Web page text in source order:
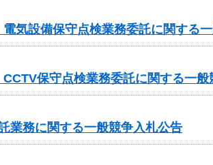
気設備保守点検業務委託に関する
保守点検業務委託に関する一般
業務に関する一般競争入札公告